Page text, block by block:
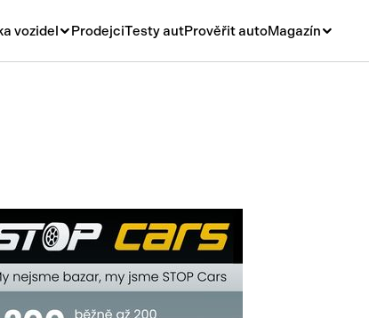
vozidel ProdejciTesty autPrověřit autoMagazín
Auto a život
Videa